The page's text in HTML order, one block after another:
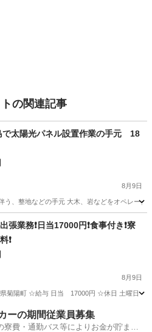
の関連記事
で太陽光パネル設置作業の手元 18
8月9日
う、整地などの手元 大木、岩などをオペレー
太陽光パネル
業務❗️日当17000円❗️食事付き❗️寮
❗️
8月9日
菊陽町 ☆給与 日当 17000円 ☆休日 土曜日・日
料ーの期間従業員募集
寮費・通勤バス等によりお金が貯まり